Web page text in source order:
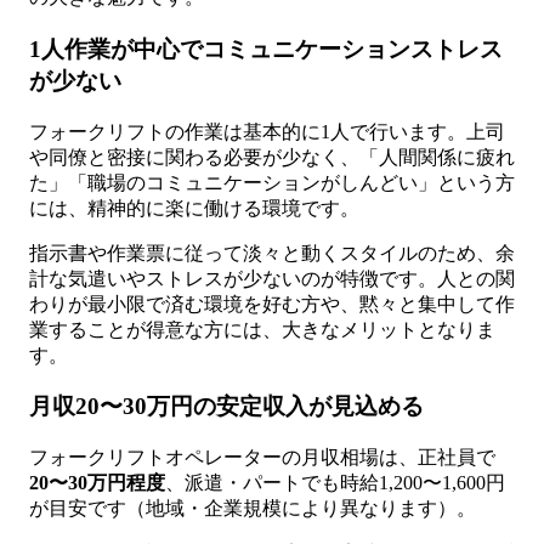
1人作業が中心でコミュニケーションストレス
が少ない
フォークリフトの作業は基本的に1人で行います。上司
や同僚と密接に関わる必要が少なく、「人間関係に疲れ
た」「職場のコミュニケーションがしんどい」という方
には、精神的に楽に働ける環境です。
指示書や作業票に従って淡々と動くスタイルのため、余
計な気遣いやストレスが少ないのが特徴です。人との関
わりが最小限で済む環境を好む方や、黙々と集中して作
業することが得意な方には、大きなメリットとなりま
す。
月収20〜30万円の安定収入が見込める
フォークリフトオペレーターの月収相場は、正社員で
20〜30万円程度 、派遣・パートでも時給1,200〜1,600円
が目安です（地域・企業規模により異なります）。